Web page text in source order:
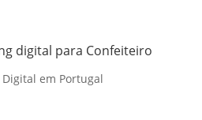
digital para Confeiteiro
em Portugal